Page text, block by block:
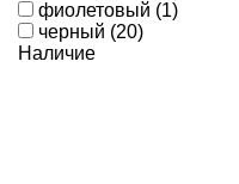
фиолетовый (1)
черный (20)
Наличие